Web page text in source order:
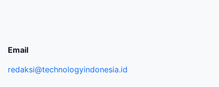
Email
redaksi@technologyindonesia.id